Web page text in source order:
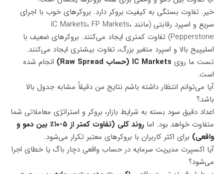
خیر. تفاوت بستگی به کیفیت بروکر دارد. بروکرهای خوب با اجرای
سریع و اسپرد رقابتی (مانند IC Markets، FP Markets،
Pepperstone) تفاوت کمتری ایجاد می‌کنند. بروکرهای ضعیف با
اسلیپیج بالا و اسپرد متغیر بزرگ، تفاوت بیشتری ایجاد می‌کنند.
تست ما روی IC Markets (حساب Raw Spread)
انجام شده
است.
آیا می‌توانم انتظار داشته باشم نتایج من دقیقاً مشابه جدول بالا
باشد؟
اعداد دقیق سود بسته به شرایط بازار، بروکر و استراتژی معاملاتی شما
متفاوت خواهد بود. اما
روند کلی (تفاوت کمتر از ۵-۱۰٪ بین دمو و
واقعی) برای اکثر کاربران با بروکرهای معتبر تکرار می‌شود.
آیا اکسپرت مدیریت سرمایه در حساب واقعی دچار باگ یا خطای اجرا
می‌شود؟